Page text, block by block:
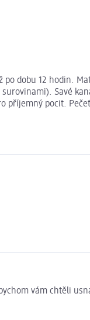
dobu 12 hodin.
Savé
pocit.
vám chtěli